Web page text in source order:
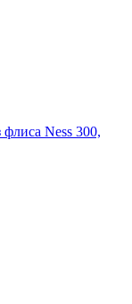
флиса Ness 300,